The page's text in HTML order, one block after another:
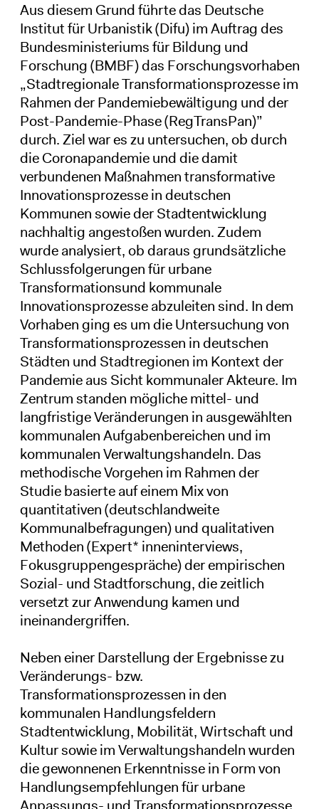
Aus diesem Grund führte das Deutsche
Institut für Urbanistik (Difu) im Auftrag des
Bundesministeriums für Bildung und
Forschung (BMBF) das Forschungsvorhaben
„Stadtregionale Transformationsprozesse im
Rahmen der Pandemiebewältigung und der
Post-Pandemie-Phase (RegTransPan)”
durch. Ziel war es zu untersuchen, ob durch
die Coronapandemie und die damit
verbundenen Maßnahmen transformative
Innovationsprozesse in deutschen
Kommunen sowie der Stadtentwicklung
nachhaltig angestoßen wurden. Zudem
wurde analysiert, ob daraus grundsätzliche
Schlussfolgerungen für urbane
Transformationsund kommunale
Innovationsprozesse abzuleiten sind. In dem
Vorhaben ging es um die Untersuchung von
Transformationsprozessen in deutschen
Städten und Stadtregionen im Kontext der
Pandemie aus Sicht kommunaler Akteure. Im
Zentrum standen mögliche mittel- und
langfristige Veränderungen in ausgewählten
kommunalen Aufgabenbereichen und im
kommunalen Verwaltungshandeln. Das
methodische Vorgehen im Rahmen der
Studie basierte auf einem Mix von
quantitativen (deutschlandweite
Kommunalbefragungen) und qualitativen
Methoden (Expert* inneninterviews,
Fokusgruppengespräche) der empirischen
Sozial- und Stadtforschung, die zeitlich
versetzt zur Anwendung kamen und
ineinandergriffen.
Neben einer Darstellung der Ergebnisse zu
Veränderungs- bzw.
Transformationsprozessen in den
kommunalen Handlungsfeldern
Stadtentwicklung, Mobilität, Wirtschaft und
Kultur sowie im Verwaltungshandeln wurden
die gewonnenen Erkenntnisse in Form von
Handlungsempfehlungen für urbane